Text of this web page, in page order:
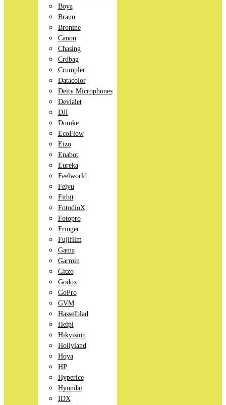
Boya
Braun
Bronine
Canon
Chasing
Crdbag
Crumpler
Datacolor
Deity Microphones
Devialet
DJI
Domke
EcoFlow
Eizo
Enabot
Eureka
Feelworld
Feiyu
Fitbit
FotodioX
Fotopro
Fringer
Fujifilm
Gama
Garmin
Gitzo
Godox
GoPro
GVM
Hasselblad
Heipi
Hikvision
Hollyland
Hoya
HP
Hyperice
Hyundai
IDX